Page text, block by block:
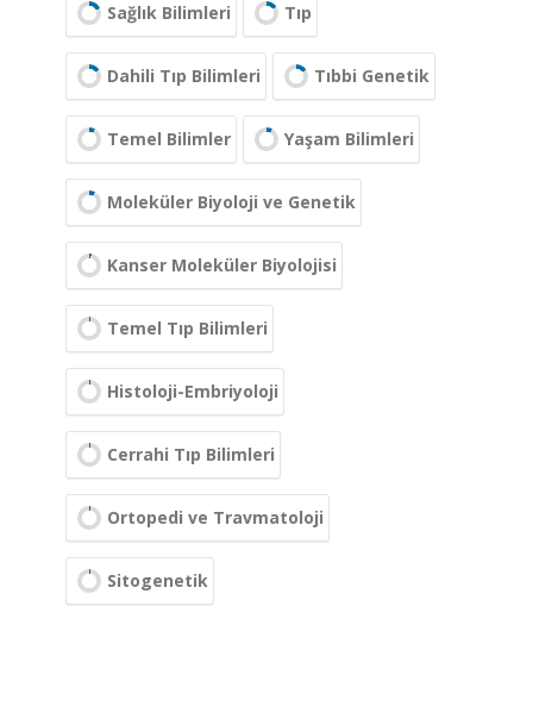
Sağlık Bilimleri Tıp
Dahili Tıp Bilimleri Tıbbi Genetik
Temel Bilimler Yaşam Bilimleri
Moleküler Biyoloji ve Genetik
Kanser Moleküler Biyolojisi
Temel Tıp Bilimleri
Histoloji-Embriyoloji
Cerrahi Tıp Bilimleri
Ortopedi ve Travmatoloji
Sitogenetik